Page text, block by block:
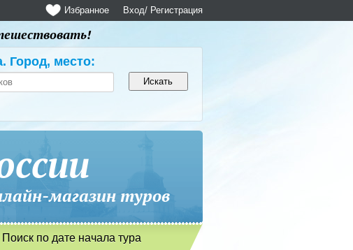
Вход/ Регистрация
Избранное
Город, место:
магазин туров
Поиск по дате начала тура